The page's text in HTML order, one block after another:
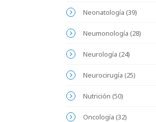
Neonatología (39)
Neumonología (28)
Neurología (24)
Neurocirugía (25)
Nutrición (50)
Oncología (32)